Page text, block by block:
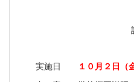
実施日
１０月２日（